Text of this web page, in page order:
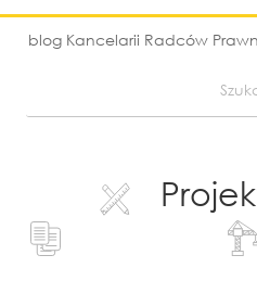
blog Kancelarii Radców